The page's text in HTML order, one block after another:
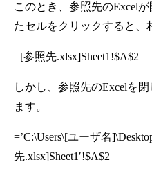
このとき、参照先のExcel
たセルをクリックすると、
=[参照先.xlsx]Sheet1!$A$2
しかし、参照先のExcelを
ます。
=’C:\Users\[ユーザ名
先.xlsx]Sheet1′!$A$2